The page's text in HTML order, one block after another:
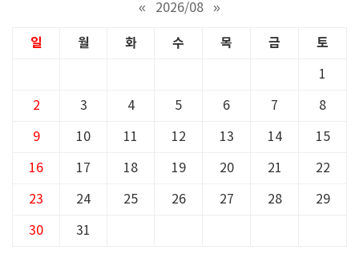
« 2026/08 »
일 월 화 수 목 금 토
1
2 3 4 5 6 7 8
9 10 11 12 13 14 15
16 17 18 19 20 21 22
23 24 25 26 27 28 29
30 31